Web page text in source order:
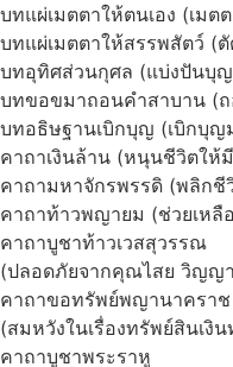
บทแผ่เมตตาให้ตนเอง (เมต
บทแผ่เมตตาให้สรรพสัตว์ (
บทอุทิศส่วนกุศล (แบ่งปันบุ
บทขอขมาถอนคำสาบาน (
บทอธิษฐานเบิกบุญ (เบิกบุญ
คาถาเงินล้าน (หนุนชีวิตให้
คาถามหาจักรพรรดิ (พลิกชี
คาถาท้าวพญายม (ช่วยเหลื
คาถาบูชาท้าวเวสสุวรรณ
(ปลอดภัยจากคุณไสย วิญญ
คาถาขอทรัพย์พญานาคราช
(สมหวังในเรื่องทรัพย์สินเงิน
คาถาบูชาพระราหู